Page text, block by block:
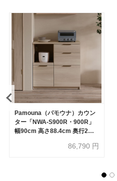
Pamouna（パモウナ）カウン
ター「NWA-S900R・900R」
幅90cm 高さ88.4cm 奥行2サ
86,790 円